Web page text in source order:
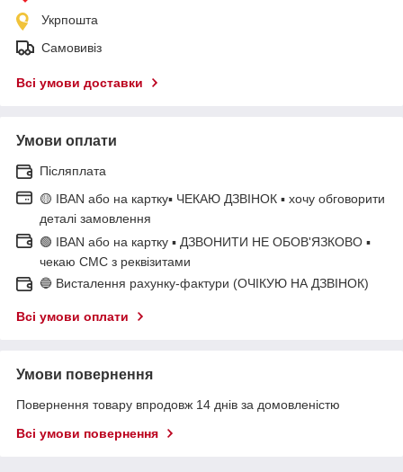
Укрпошта
Самовивіз
Всі умови доставки
Умови оплати
Післяплата
🟡 IBAN або на картку▪ ЧЕКАЮ ДЗВІНОК ▪ хочу обговорити
деталі замовлення
🟢 IBAN або на картку ▪ ДЗВОНИТИ НЕ ОБОВ'ЯЗКОВО ▪
чекаю СМС з реквізитами
🔵 Висталення рахунку-фактури (ОЧІКУЮ НА ДЗВІНОК)
Всі умови оплати
Умови повернення
Повернення товару впродовж 14 днів за домовленістю
Всі умови повернення